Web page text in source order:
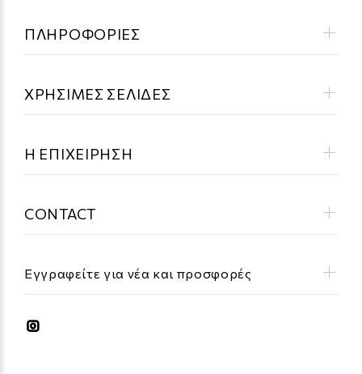
Εγγραφείτε για νέα και προσφορές
ΠΛΗΡΟΦΟΡΙΕΣ
ΧΡΗΣΙΜΕΣ ΣΕΛΙΔΕΣ
Η ΕΠΙΧΕΙΡΗΣΗ
CONTACT